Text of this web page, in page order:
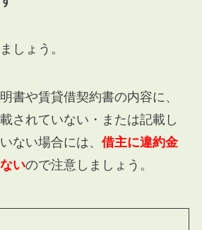
しょう。
書や賃貸借契約書の内容に、
されていない・または記載し
ない場合には、 借主に違約金
いので注意しましょう。